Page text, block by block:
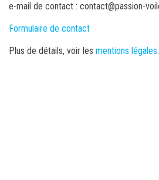
e-mail de contact : contact@passion-
Formulaire de contact
Plus de détails, voir les mentions légales.